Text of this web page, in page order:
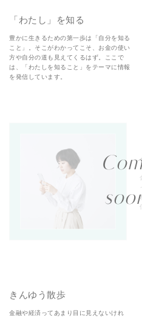
「わたし」を知る
豊かに生きるための第一歩は「自分を知る
こと」。そこがわかってこそ、お金の使い
方や自分の道も見えてくるはず。ここで
は、「わたしを知ること」をテーマに情報
を発信しています。
きんゆう散歩
金融や経済ってあまり目に見えないけれ